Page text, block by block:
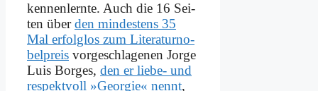
ken­nen­lern­te. Auch die 16 Sei­
ten überden min­de­stens 35
Mal er­folg­los zum Li­te­ra­tur­no­
bel­preis vor­ge­schla­ge­nen Jor­ge
Lu­is Bor­ges, den er lie­be- und
re­spekt­voll »Ge­or­gie« nennt,